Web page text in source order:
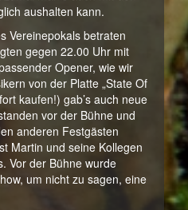
aushalten kann.
Vereinepokals betraten
gegen 22.00 Uhr mit
Opener, wie wir
von der Platte „State Of
kaufen!) gab’s auch neue
vor der Bühne und
anderen Festgästen
Martin und seine Kollegen
Vor der Bühne wurde
um nicht zu sagen, eine